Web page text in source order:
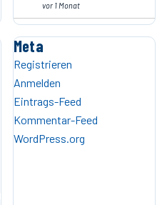
vor 1 Monat
Meta
Registrieren
Anmelden
Eintrags-Feed
Kommentar-Feed
WordPress.org